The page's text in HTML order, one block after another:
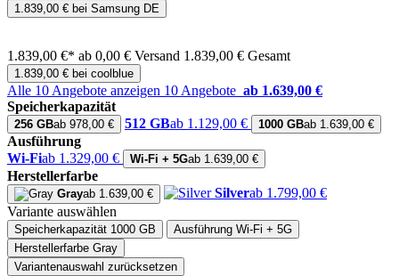
1.839,00 € bei Samsung DE
1.839,00 €* ab 0,00 € Versand 1.839,00 € Gesamt
1.839,00 € bei coolblue
Alle 10 Angebote anzeigen 10 Angebote ab 1.639,00 €
Speicherkapazität
256 GBab 978,00 € 512 GBab 1.129,00 € 1000 GBab 1.639,00 €
Ausführung
Wi-Fiab 1.329,00 € Wi-Fi + 5Gab 1.639,00 €
Herstellerfarbe
Grayab 1.639,00 € Silverab 1.799,00 €
Variante auswählen
Speicherkapazität 1000 GB Ausführung Wi-Fi + 5G
Herstellerfarbe Gray
Variantenauswahl zurücksetzen